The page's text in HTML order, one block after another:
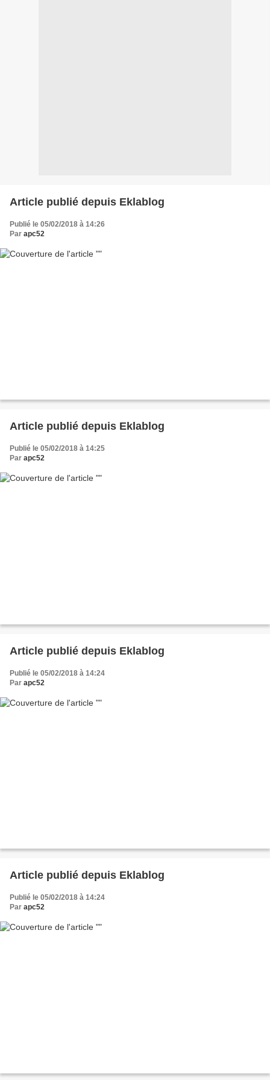
Article publié depuis Eklablog
Publié le 05/02/2018 à 14:26
Par apc52
Article publié depuis Eklablog
Publié le 05/02/2018 à 14:25
Par apc52
Article publié depuis Eklablog
Publié le 05/02/2018 à 14:24
Par apc52
Article publié depuis Eklablog
Publié le 05/02/2018 à 14:24
Par apc52